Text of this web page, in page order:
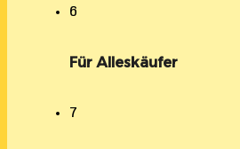
6
Für Alleskäufer
7